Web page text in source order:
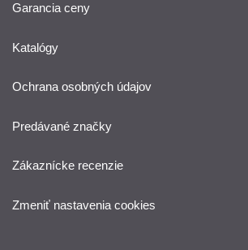
Garancia ceny
Katalógy
Ochrana osobných údajov
Predávané značky
Zákaznícke recenzie
Zmeniť nastavenia cookies